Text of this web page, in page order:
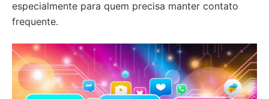
especialmente para quem precisa manter contato
frequente.